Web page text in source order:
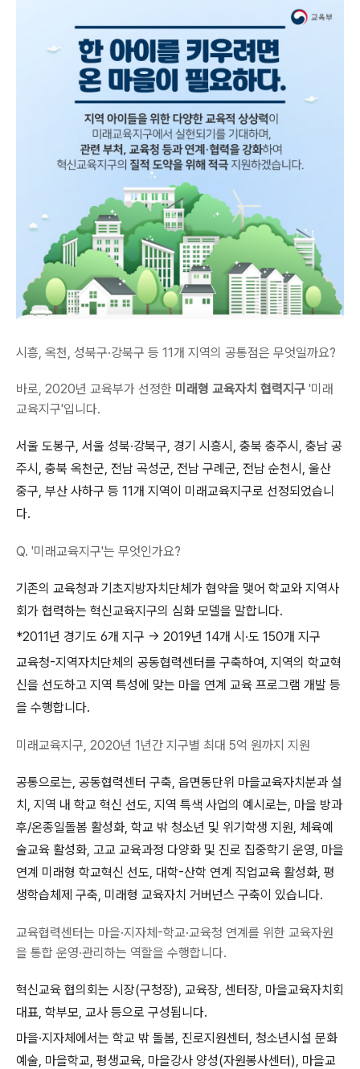
시흥, 옥천, 성북구·강북구 등 11개 지역의 공통점은 무엇일까요?
바로, 2020년 교육부가 선정한 미래형 교육자치 협력지구 '미래
교육지구'입니다.
서울 도봉구, 서울 성북·강북구, 경기 시흥시, 충북 충주시, 충남 공
주시, 충북 옥천군, 전남 곡성군, 전남 구례군, 전남 순천시, 울산
중구, 부산 사하구 등 11개 지역이 미래교육지구로 선정되었습니
다.
Q. '미래교육지구'는 무엇인가요?
기존의 교육청과 기초지방자치단체가 협약을 맺어 학교와 지역사
회가 협력하는 혁신교육지구의 심화 모델을 말합니다.
*2011년 경기도 6개 지구 → 2019년 14개 시·도 150개 지구
교육청-지역자치단체의 공동협력센터를 구축하여, 지역의 학교혁
신을 선도하고 지역 특성에 맞는 마을 연계 교육 프로그램 개발 등
을 수행합니다.
미래교육지구, 2020년 1년간 지구별 최대 5억 원까지 지원
공통으로는, 공동협력센터 구축, 읍면동단위 마을교육자치분과 설
치, 지역 내 학교 혁신 선도, 지역 특색 사업의 예시로는, 마을 방과
후/온종일돌봄 활성화, 학교 밖 청소년 및 위기학생 지원, 체육예
술교육 활성화, 고교 교육과정 다양화 및 진로 집중학기 운영, 마을
연계 미래형 학교혁신 선도, 대학-산학 연계 직업교육 활성화, 평
생학습체제 구축, 미래형 교육자치 거버넌스 구축이 있습니다.
교육협력센터는 마을·지자체-학교·교육청 연계를 위한 교육자원
을 통합 운영·관리하는 역할을 수행합니다.
혁신교육 협의회는 시장(구청장), 교육장, 센터장, 마을교육자치회
대표, 학부모, 교사 등으로 구성됩니다.
마을·지자체에서는 학교 밖 돌봄, 진로지원센터, 청소년시설 문화
예술, 마을학교, 평생교육, 마을강사 양성(자원봉사센터), 마을교